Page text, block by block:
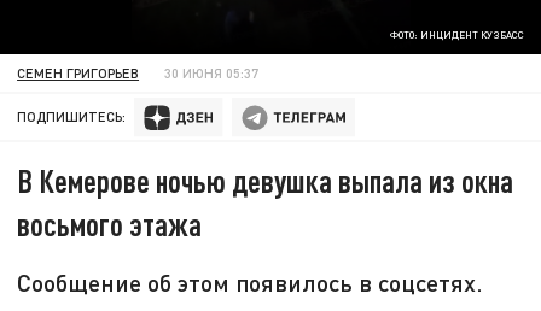
ФОТО: ИНЦИДЕНТ КУЗБАСС
СЕМЕН ГРИГОРЬЕВ 30 ИЮНЯ 05:37
ПОДПИШИТЕСЬ:
В Кемерове ночью девушка выпала из окна
восьмого этажа
Сообщение об этом появилось в соцсетях.